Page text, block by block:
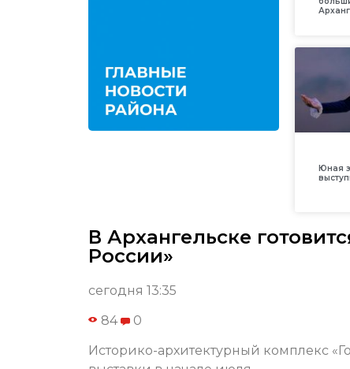
Юная
В Архангельске
России»
сегодня 13:35
84 0
Историко-архитектурный комплекс